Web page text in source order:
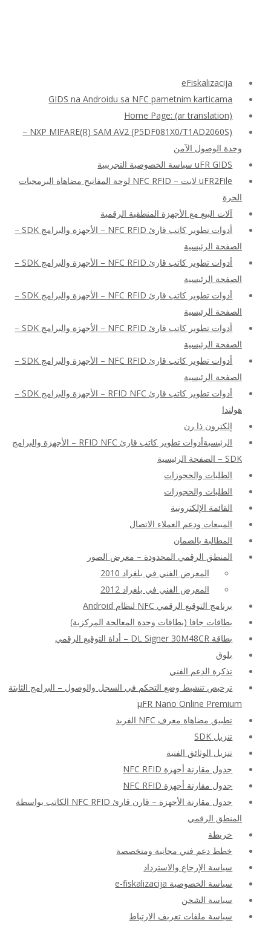
eFiskalizacija
GIDS na Androidu sa NFC pametnim karticama
Home Page: (ar translation)
NXP MIFARE(R) SAM AV2 (P5DF081X0/T1AD2060S) –
وحدة الوصول الآمن
uFR GIDS سياسة الخصوصية التجريبية
uFR2File لايت – NFC RFID لوحة المفاتيح مضاهاة البرمجيات
الحرة
آلات البيع مع الأجهزة المنطقية الرقمية
أدوات تطوير كاتب قارئ NFC RFID – الأجهزة والبرامج SDK –
الصفحة الرئيسية
أدوات تطوير كاتب قارئ NFC RFID – الأجهزة والبرامج SDK –
الصفحة الرئيسية
أدوات تطوير كاتب قارئ NFC RFID – الأجهزة والبرامج SDK –
الصفحة الرئيسية
أدوات تطوير كاتب قارئ NFC RFID – الأجهزة والبرامج SDK –
الصفحة الرئيسية
أدوات تطوير كاتب قارئ NFC RFID – الأجهزة والبرامج SDK –
الصفحة الرئيسية
أدوات تطوير كاتب قارئ RFID NFC – الأجهزة والبرامج SDK –
هولندا
إلكترون ذا رن
الرئيسيةأدوات تطوير كاتب قارئ RFID NFC – الأجهزة والبرامج
SDK – الصفحة الرئيسية
الطلبات والحجوزات
الطلبات والحجوزات
القائمة الإلكترونية
المبيعات ودعم العملاء الاتصال
المطالبة بالضمان
المنطق الرقمي المحدودة – معرض الصور
المعرض الفني في بلغراد 2010
المعرض الفني في بلغراد 2012
برنامج التوقيع الرقمي NFC لنظام Android
بطاقات جافا (بطاقات وحدة المعالجة المركزية)
بطاقة DL Signer 30M48CR – أداة التوقيع الرقمي
بلوق
تذكرة الدعم الفني
ترخيص تنشيط وضع التحكم في السجل والوصول – البرامج الثابتة
μFR Nano Online Premium
تطبيق مضاهاة معرف NFC الفريد
تنزيل SDK
تنزيل الوثائق الفنية
جدول مقارنة أجهزة NFC RFID
جدول مقارنة أجهزة NFC RFID
جدول مقارنة الأجهزة – قارن قارئ NFC RFID الكاتب بواسطة
المنطق الرقمي
خريطة
خطط دعم فني مجانية ومتخصصة
سياسة الإرجاع والاسترداد
سياسة الخصوصية e-fiskalizacija
سياسة الشحن
سياسة ملفات تعريف الارتباط